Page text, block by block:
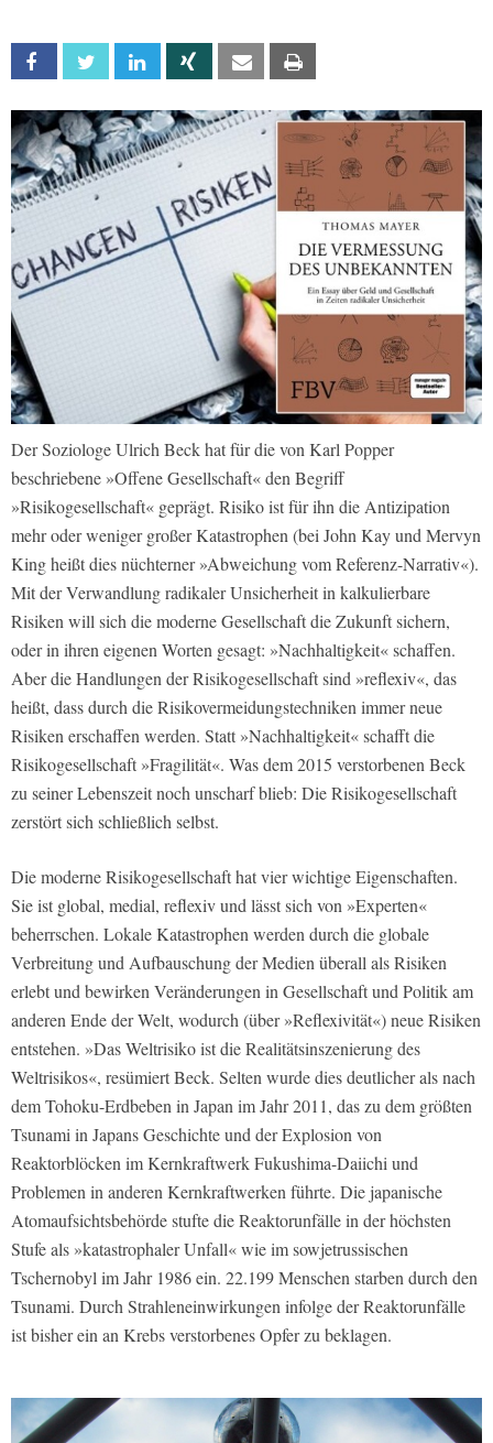
Facebook Twitter Linkedin Xing Email
Der Soziologe Ulrich Beck hat für die von Karl Popper
beschriebene »Offene Gesellschaft« den Begriff
»Risikogesellschaft« geprägt. Risiko ist für ihn die Antizipation
mehr oder weniger großer Katastrophen (bei John Kay und Mervyn
King heißt dies nüchterner »Abweichung vom Referenz-Narrativ«).
Mit der Verwandlung radikaler Unsicherheit in kalkulierbare
Risiken will sich die moderne Gesellschaft die Zukunft sichern,
oder in ihren eigenen Worten gesagt: »Nachhaltigkeit« schaffen.
Aber die Handlungen der Risikogesellschaft sind »reflexiv«, das
heißt, dass durch die Risikovermeidungstechniken immer neue
Risiken erschaffen werden. Statt »Nachhaltigkeit« schafft die
Risikogesellschaft »Fragilität«. Was dem 2015 verstorbenen Beck
zu seiner Lebenszeit noch unscharf blieb: Die Risikogesellschaft
zerstört sich schließlich selbst.
Die moderne Risikogesellschaft hat vier wichtige Eigenschaften.
Sie ist global, medial, reflexiv und lässt sich von »Experten«
beherrschen. Lokale Katastrophen werden durch die globale
Verbreitung und Aufbauschung der Medien überall als Risiken
erlebt und bewirken Veränderungen in Gesellschaft und Politik am
anderen Ende der Welt, wodurch (über »Reflexivität«) neue Risiken
entstehen. »Das Weltrisiko ist die Realitätsinszenierung des
Weltrisikos«, resümiert Beck. Selten wurde dies deutlicher als nach
dem Tohoku-Erdbeben in Japan im Jahr 2011, das zu dem größten
Tsunami in Japans Geschichte und der Explosion von
Reaktorblöcken im Kernkraftwerk Fukushima-Daiichi und
Problemen in anderen Kernkraftwerken führte. Die japanische
Atomaufsichtsbehörde stufte die Reaktorunfälle in der höchsten
Stufe als »katastrophaler Unfall« wie im sowjetrussischen
Tschernobyl im Jahr 1986 ein. 22.199 Menschen starben durch den
Tsunami. Durch Strahleneinwirkungen infolge der Reaktorunfälle
ist bisher ein an Krebs verstorbenes Opfer zu beklagen.